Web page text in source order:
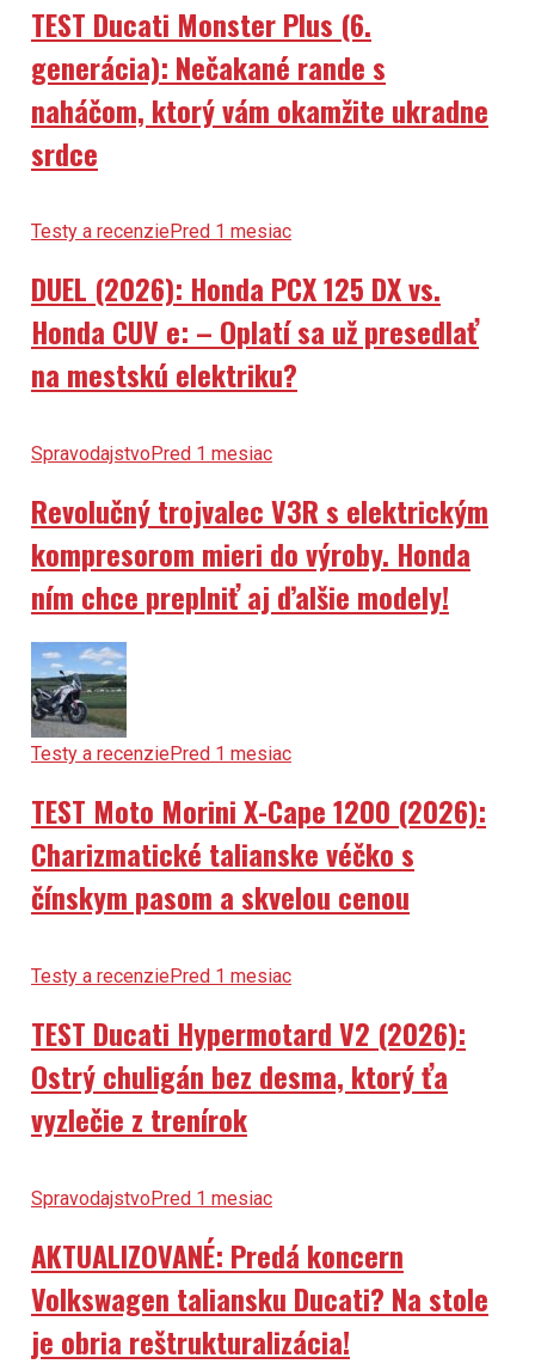
TEST Ducati Monster Plus (6.
generácia): Nečakané rande s
naháčom, ktorý vám okamžite ukradne
srdce
Testy a recenziePred 1 mesiac
DUEL (2026): Honda PCX 125 DX vs.
Honda CUV e: – Oplatí sa už presedlať
na mestskú elektriku?
SpravodajstvoPred 1 mesiac
Revolučný trojvalec V3R s elektrickým
kompresorom mieri do výroby. Honda
ním chce preplniť aj ďalšie modely!
Testy a recenziePred 1 mesiac
TEST Moto Morini X-Cape 1200 (2026):
Charizmatické talianske véčko s
čínskym pasom a skvelou cenou
Testy a recenziePred 1 mesiac
TEST Ducati Hypermotard V2 (2026):
Ostrý chuligán bez desma, ktorý ťa
vyzlečie z trenírok
SpravodajstvoPred 1 mesiac
AKTUALIZOVANÉ: Predá koncern
Volkswagen taliansku Ducati? Na stole
je obria reštrukturalizácia!